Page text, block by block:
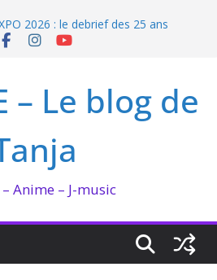
2026 : le debrief des 25 ans
et visionnage de juillet 2026
pas un ange
– Le blog de
Anime – J-music